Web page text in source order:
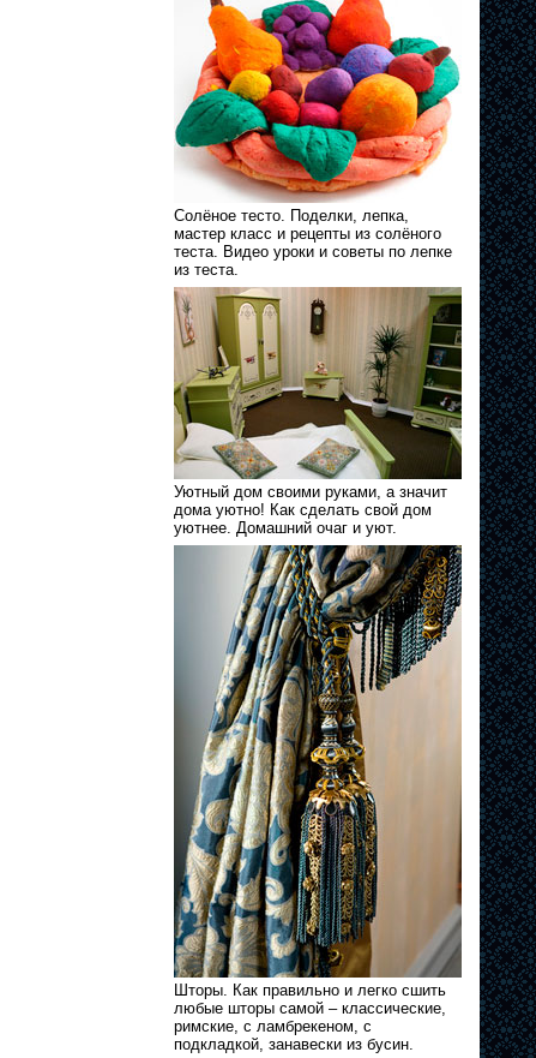
Солёное тесто. Поделки, лепка,
мастер класс и рецепты из солёного
теста. Видео уроки и советы по лепке
из теста.
Уютный дом своими руками, а значит
дома уютно! Как сделать свой дом
уютнее. Домашний очаг и уют.
Шторы. Как правильно и легко сшить
любые шторы самой – классические,
римские, с ламбрекеном, с
подкладкой, занавески из бусин.